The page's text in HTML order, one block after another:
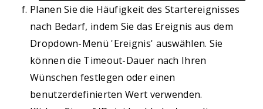
# --- Install the Package —
echo "Installing the package..."
installer -pkg "$INSTALL_PKG" -target /
if [ $? -ne 0 ]; then
echo "Package installation failed."
    exit 1
Planen Sie die Häufigkeit des Startereignisses
nach Bedarf, indem Sie das Ereignis aus dem
Dropdown-Menü 'Ereignis' auswählen. Sie
können die Timeout-Dauer nach Ihren
Wünschen festlegen oder einen
benutzerdefinierten Wert verwenden.